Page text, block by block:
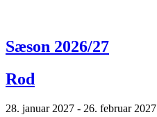
Sæson 2026/27
Rod
28. januar 2027 - 26. februar 2027